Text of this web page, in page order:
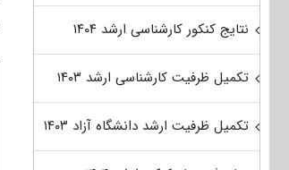
نتایج کنکور کارشناسی ارشد ۱۴۰۴
تکمیل ظرفیت کارشناسی ارشد ۱۴۰۳
تکمیل ظرفیت ارشد دانشگاه آزاد ۱۴۰۳